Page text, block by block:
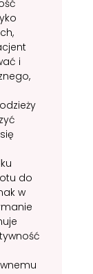
i
do
w